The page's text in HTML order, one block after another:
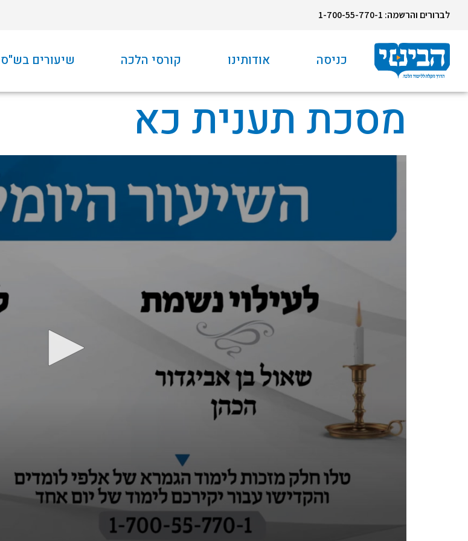
לברורים והרשמה: 1-700-55-770-1
כניסה אודותינו קורסי הלכה שיעורים בש"ס
מסכת תענית כא